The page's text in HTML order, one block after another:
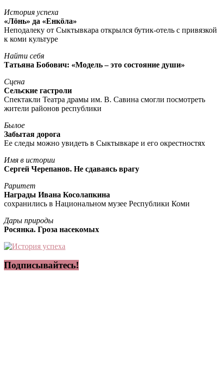
История успеха
«Лöнь» да «Енкöла»
Неподалеку от Сыктывкара открылся бутик-отель с привязкой
к коми культуре
Найти себя
Татьяна Бобович: «Модель – это состояние души»
Сцена
Сельские гастроли
Спектакли Театра драмы им. В. Савина смогли посмотреть
жители районов республики
Былое
Забытая дорога
Ее следы можно увидеть в Сыктывкаре и его окрестностях
Имя в истории
Сергей Черепанов. Не сдаваясь врагу
Раритет
Награды Ивана Косолапкина
сохранились в Национальном музее Республики Коми
Дары природы
Росянка. Гроза насекомых
Подписывайтесь!